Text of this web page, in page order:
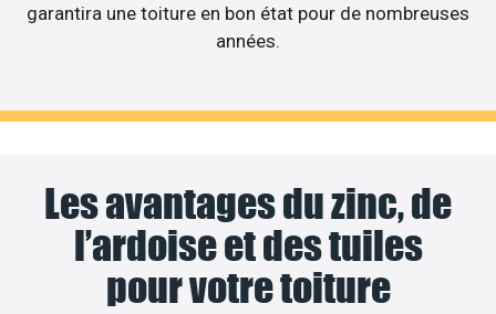
garantira une toiture en bon état pour de nombreuses
années.
Les avantages du zinc, de
l’ardoise et des tuiles
pour votre toiture